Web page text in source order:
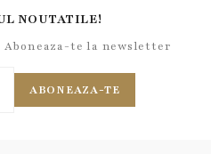
NOUTATILE!
te la newsletter
ABONEAZA-TE